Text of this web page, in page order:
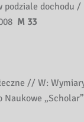
dochodu
M 33
// W: